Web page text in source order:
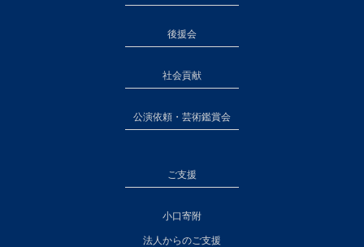
後援会
社会貢献
公演依頼・芸術鑑賞会
ご支援
小口寄附
法人からのご支援